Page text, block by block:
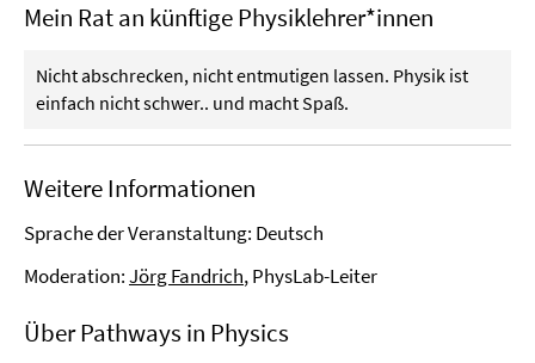
Mein Rat an künftige Physiklehrer*innen
Nicht abschrecken, nicht entmutigen lassen. Physik ist
einfach nicht schwer.. und macht Spaß.
Weitere Informationen
Sprache der Veranstaltung: Deutsch
Moderation:Jörg Fandrich, PhysLab-Leiter
Über Pathways in Physics